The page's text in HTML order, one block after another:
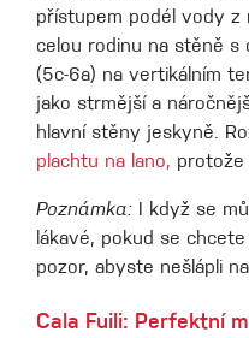
přístupem podél vody z
celou rodinu na stěně s
(5c-6a) na vertikálním
jako strmější a
hlavní stěny jeskyně.
plachtu na lano, protože
Poznámka: I když se
lákavé, pokud se
pozor, abyste nešlápli
Cala Fuili: Perfektní